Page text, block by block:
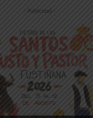
-- Publicidad --